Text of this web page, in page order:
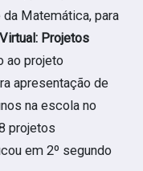
Matemática, para
Projetos
ao projeto
apresentação de
na escola no
projetos
em 2º segundo